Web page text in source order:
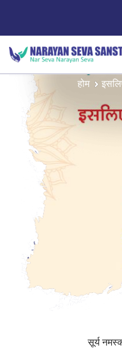
होम
सूर्य